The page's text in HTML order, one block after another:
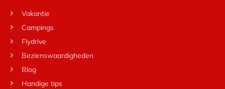
Vakantie
Campings
Flydrive
Bezienswaardigheden
Blog
Handige tips